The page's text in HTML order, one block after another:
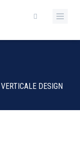
DESIGN